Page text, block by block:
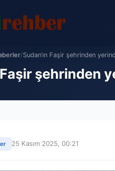
/Sudan’ın Faşir şehrinden
Faşir şehrinden
25 Kasım 2025, 00:21